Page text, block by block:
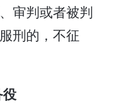
审判或者被判
刑的，不征